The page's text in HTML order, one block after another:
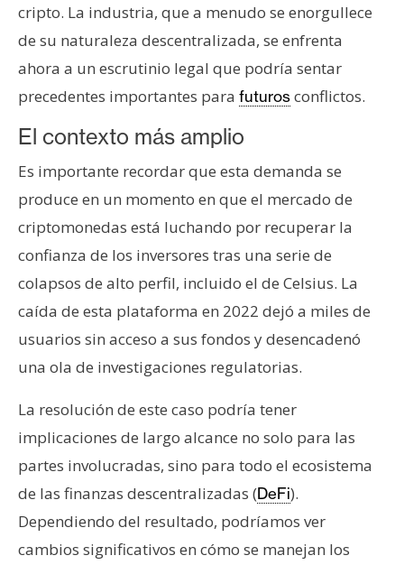
cripto. La industria, que a menudo se enorgullece
de su naturaleza descentralizada, se enfrenta
ahora a un escrutinio legal que podría sentar
precedentes importantes para futurosconflictos.
El contexto más amplio
Es importante recordar que esta demanda se
produce en un momento en que el mercado de
criptomonedas está luchando por recuperar la
confianza de los inversores tras una serie de
colapsos de alto perfil, incluido el de Celsius. La
caída de esta plataforma en 2022 dejó a miles de
usuarios sin acceso a sus fondos y desencadenó
una ola de investigaciones regulatorias.
La resolución de este caso podría tener
implicaciones de largo alcance no solo para las
partes involucradas, sino para todo el ecosistema
de las finanzas descentralizadas (DeFi).
Dependiendo del resultado, podríamos ver
cambios significativos en cómo se manejan los